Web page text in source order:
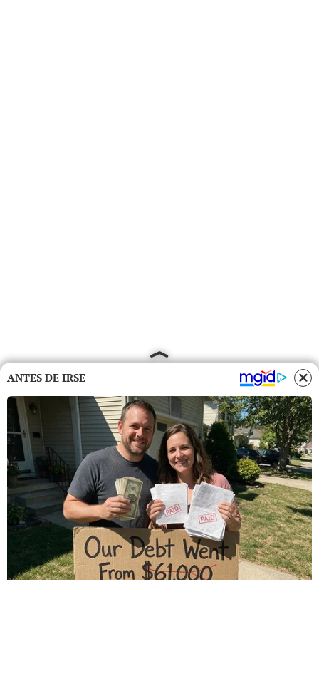
ANTES DE IRSE